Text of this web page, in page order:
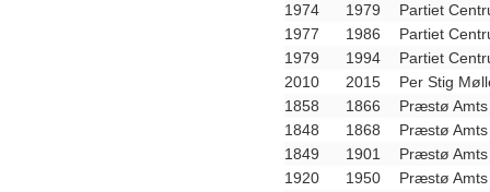
1974
1979
Partiet
1977
1986
Partiet
1979
1994
Partiet
2010
2015
Per Stig
1858
1866
Præstø
1848
1868
Præstø
1849
1901
Præstø
1920
1950
Præstø